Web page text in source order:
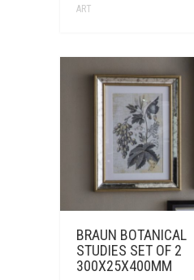
ART
BRAUN BOTANICAL
STUDIES SET OF 2
300X25X400MM